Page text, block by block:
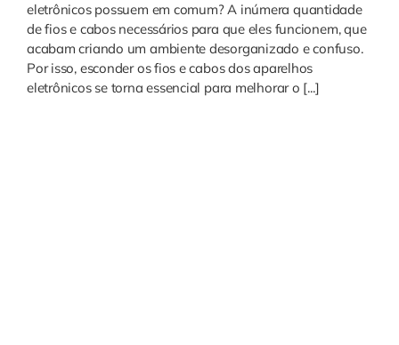
eletrônicos possuem em comum? A inúmera quantidade
de fios e cabos necessários para que eles funcionem, que
acabam criando um ambiente desorganizado e confuso.
Por isso, esconder os fios e cabos dos aparelhos
eletrônicos se torna essencial para melhorar o [...]